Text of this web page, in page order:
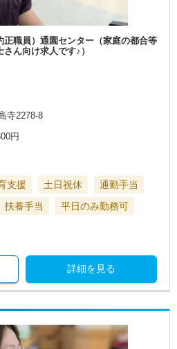
正職員）通園センター（家庭の都合等
ん向け求人です♪）
寺2278-8
円
支援 土日祝休
通勤手当
扶養手当
平日のみ勤務可
詳細を見る